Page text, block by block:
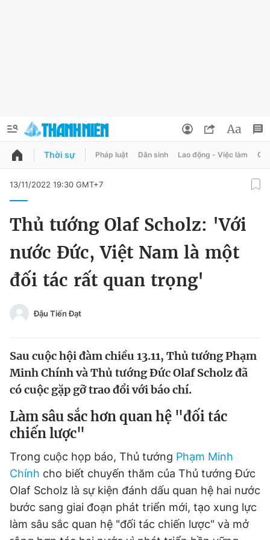
QUẢNG CÁO
Chuyên mục khác
Tin 24h
Video Magazine
Sản phẩm khác
Tiện ích
Thông tin tòa soạn Liên hệ quảng cáo
Đổi mật khẩu
Tin đã lưu
Tin đã xem
Đăng xuất
Thời sự Pháp luật Dân sinh Lao động - Việc làm
13/11/2022 19:30 GMT+7
Thủ tướng Olaf Scholz: 'Với
nước Đức, Việt Nam là một
đối tác rất quan trọng'
Đậu Tiến Đạt
Sau cuộc hội đàm chiều 13.11, Thủ tướng Phạm
Minh Chính và Thủ tướng Đức Olaf Scholz đã
có cuộc gặp gỡ trao đổi với báo chí.
Làm sâu sắc hơn quan hệ "đối tác
chiến lược"
Trong cuộc họp báo, Thủ tướng Phạm Minh
Chính cho biết chuyến thăm của Thủ tướng Đức
Olaf Scholz là sự kiện đánh dấu quan hệ hai nước
bước sang giai đoạn phát triển mới, tạo xung lực
làm sâu sắc quan hệ "đối tác chiến lược" và mở